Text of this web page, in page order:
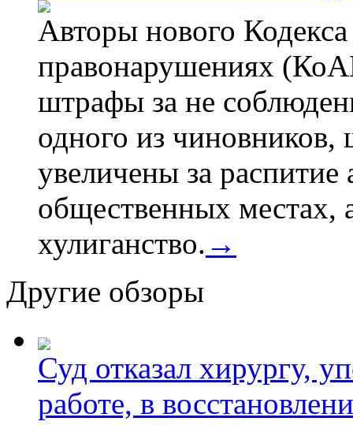
Авторы нового
правонарушениях
штрафы за не
одного из
увеличены за распитие
общественных местах,
хулиганство. →
Другие обзоры
Суд отказал хирургу,
работе, в